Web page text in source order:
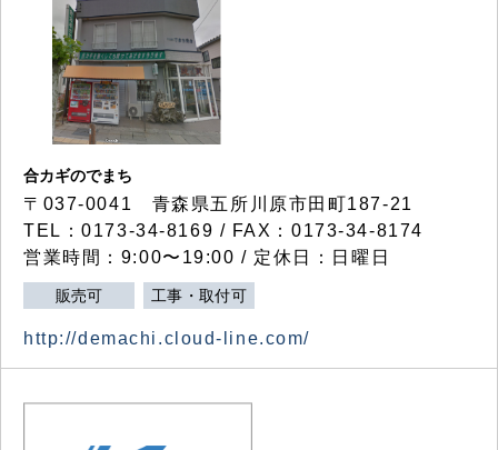
合カギのでまち
〒037-0041 青森県五所川原市田町187-21
TEL：0173-34-8169 / FAX：0173-34-8174
営業時間：9:00〜19:00 / 定休日：日曜日
販売可 工事・取付可
http://demachi.cloud-line.com/